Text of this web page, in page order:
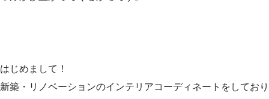
はじめまして！
新築・リノベーションのインテリアコーディネートをしており